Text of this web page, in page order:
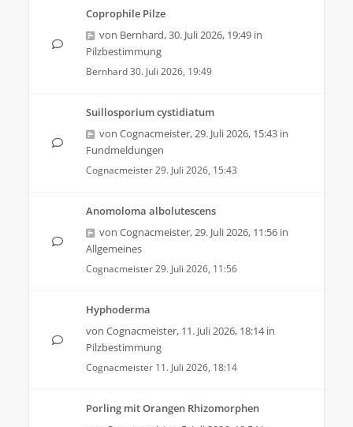
Coprophile Pilze
von Bernhard,30. Juli 2026, 19:49 in
Pilzbestimmung
Bernhard30. Juli 2026, 19:49
Suillosporium cystidiatum
von Cognacmeister,29. Juli 2026, 15:43 in
Fundmeldungen
Cognacmeister29. Juli 2026, 15:43
Anomoloma albolutescens
von Cognacmeister,29. Juli 2026, 11:56 in
Allgemeines
Cognacmeister29. Juli 2026, 11:56
Hyphoderma
von Cognacmeister, 11. Juli 2026, 18:14in
Pilzbestimmung
Cognacmeister 11. Juli 2026, 18:14
Porling mit Orangen Rhizomorphen